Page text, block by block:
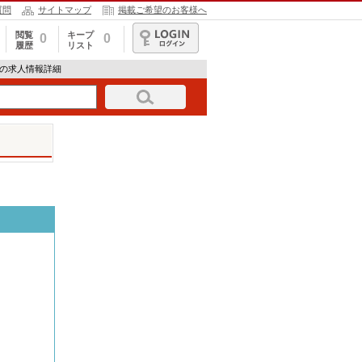
問 サイトマップ 掲載ご希望のお客様へ
閲覧
履歴
0
キープ
リスト
0
ログイン
求人情報詳細